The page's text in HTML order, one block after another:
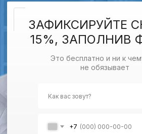
Это бесплатно и ни к
не обязывает
+7
ЗАФИКСИРУЙТЕ
15%, ЗАПОЛНИВ